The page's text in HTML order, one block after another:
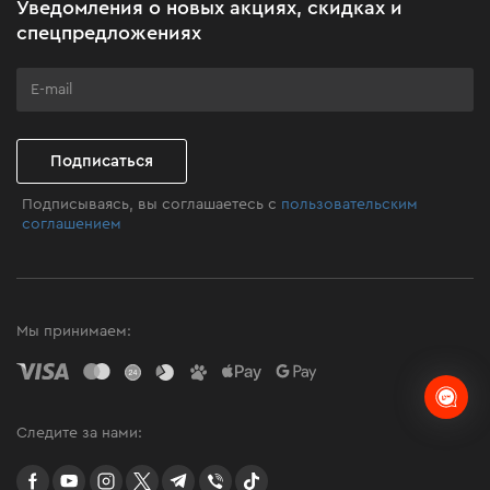
Клуб мастерства
Уведомления о новых акциях, скидках и
спецпредложениях
Подписаться
Подписываясь, вы соглашаетесь с пользовательским
соглашением
Мы принимаем:
Следите за нами:
facebookyoutubeinstagramtwittertelegram
Viber TikTok